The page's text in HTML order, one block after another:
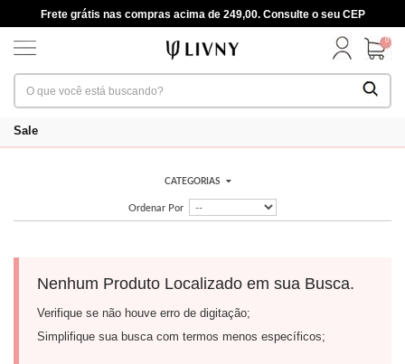
Frete grátis nas compras acima de 249,00. Consulte o seu CEP
0
Sale
CATEGORIAS
Ordenar Por
Nenhum Produto Localizado em sua Busca.
Verifique se não houve erro de digitação;
Simplifique sua busca com termos menos específicos;